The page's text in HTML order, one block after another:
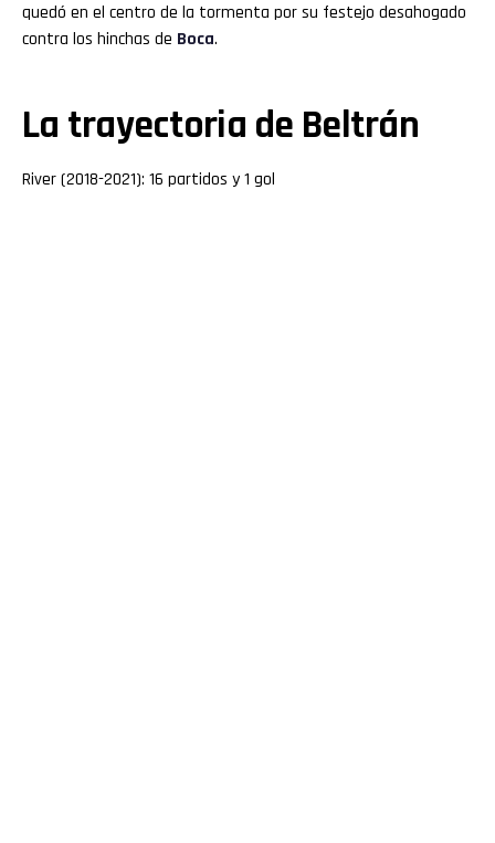
quedó en el centro de la tormenta por su festejo desahogado
contra los hinchas de Boca.
La trayectoria de Beltrán
River (2018-2021): 16 partidos y 1 gol